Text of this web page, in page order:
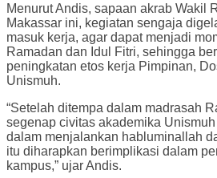
Menurut Andis, sapaan akrab Wakil
Makassar ini, kegiatan sengaja
masuk kerja, agar dapat menjadi
Ramadan dan Idul Fitri, sehingga
peningkatan etos kerja Pimpinan,
Unismuh.
“Setelah ditempa dalam madrasah
segenap civitas akademika
dalam menjalankan habluminallah
itu diharapkan berimplikasi dalam
kampus,” ujar Andis.